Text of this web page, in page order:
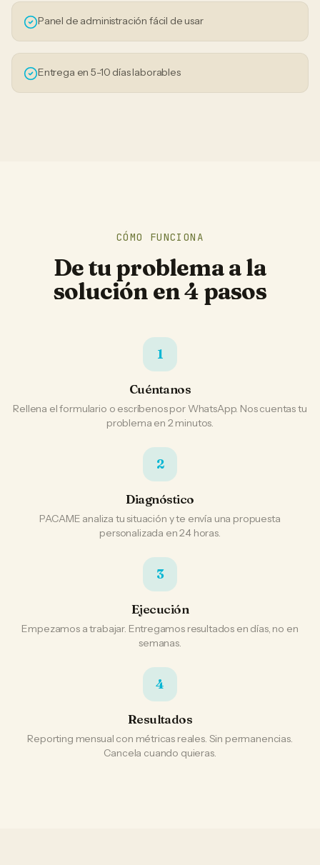
Panel de administración fácil de usar
Entrega en 5-10 días laborables
CÓMO FUNCIONA
De tu problema a la
solución en 4 pasos
1
Cuéntanos
Rellena el formulario o escríbenos por WhatsApp. Nos cuentas tu
problema en 2 minutos.
2
Diagnóstico
PACAME analiza tu situación y te envía una propuesta
personalizada en 24 horas.
3
Ejecución
Empezamos a trabajar. Entregamos resultados en días, no en
semanas.
4
Resultados
Reporting mensual con métricas reales. Sin permanencias.
Cancela cuando quieras.